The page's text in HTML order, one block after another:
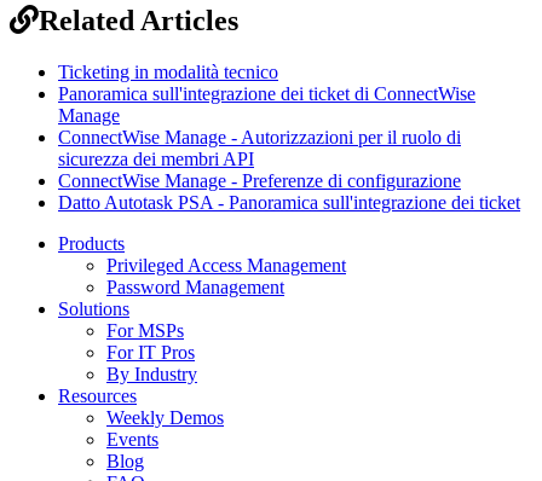
Related Articles
Ticketing in modalità tecnico
Panoramica sull'integrazione dei ticket di ConnectWise
Manage
ConnectWise Manage - Autorizzazioni per il ruolo di
sicurezza dei membri API
ConnectWise Manage - Preferenze di configurazione
Datto Autotask PSA - Panoramica sull'integrazione dei ticket
Products
Privileged Access Management
Password Management
Solutions
For MSPs
For IT Pros
By Industry
Resources
Weekly Demos
Events
Blog